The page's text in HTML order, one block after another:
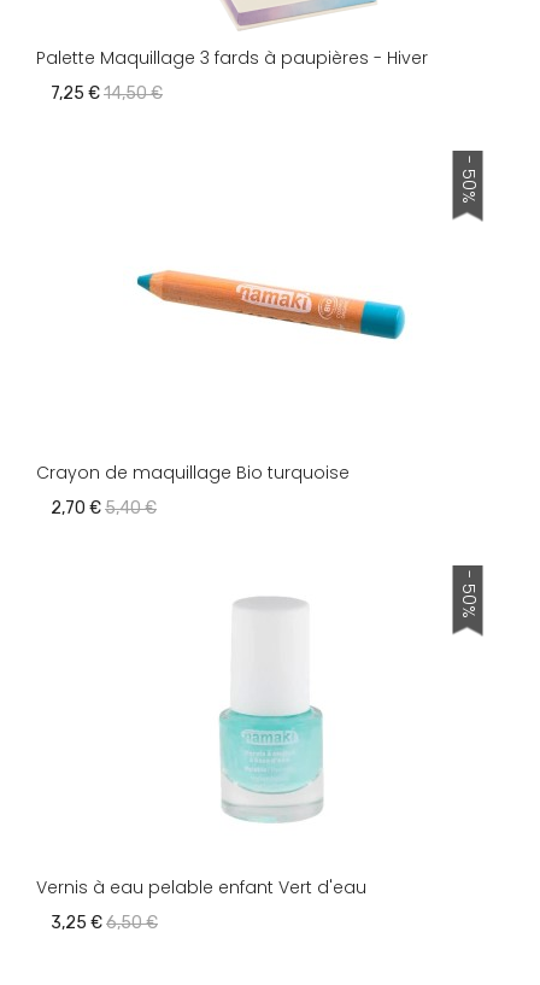
Palette Maquillage 3 fards à paupières - Hiver
7,25 €14,50 €
- 50%
Crayon de maquillage Bio turquoise
2,70 €5,40 €
- 50%
Vernis à eau pelable enfant Vert d'eau
3,25 €6,50 €